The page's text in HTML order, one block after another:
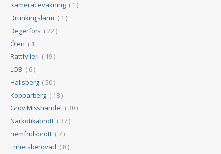
Kamerabevakning ( 1 )
Drunkingslarm ( 1 )
Degerfors ( 22 )
Ölen ( 1 )
Rattfylleri ( 19 )
LOB ( 6 )
Hallsberg ( 50 )
Kopparberg ( 18 )
Grov Misshandel ( 30 )
Narkotikabrott ( 37 )
hemfridsbrott ( 7 )
Frihetsberövad ( 8 )